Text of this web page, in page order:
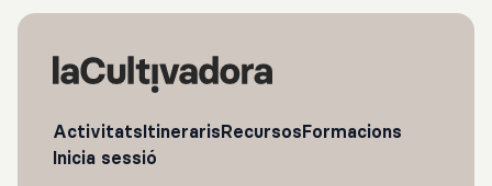
ActivitatsItinerarisRecursosFormacions
Inicia sessió